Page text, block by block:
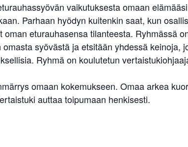
vaikutuksesta omaan
Parhaan hyödyn kuitenkin saat, kun
eturauhasensa tilanteesta. Ryhmässä
syövästä ja etsitään yhdessä keinoja,
Ryhmä on koulutetun
omaan kokemukseen. Omaa arkea
auttaa toipumaan henkisesti.